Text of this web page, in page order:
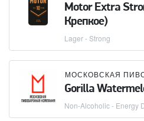
Motor Extra
Крепкое)
Lager - Strong
Gorilla
Non-Alcoholic - Energy